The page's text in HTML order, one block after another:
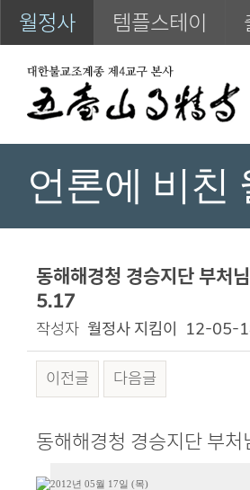
월정사 템플스테이
언론에 비친
동해해경청 경승지단 부처
5.17
작성자 월정사 지킴이 12-05-
이전글 다음글
동해해경청 경승지단 부
2012년 05월 17일 (목)